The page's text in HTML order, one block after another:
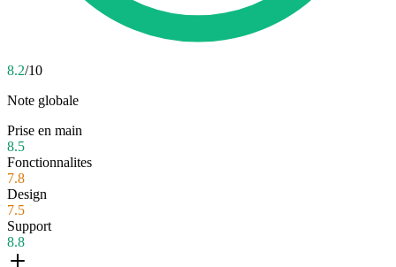
8.2/10
Note globale
Prise en main
8.5
Fonctionnalites
7.8
Design
7.5
Support
8.8